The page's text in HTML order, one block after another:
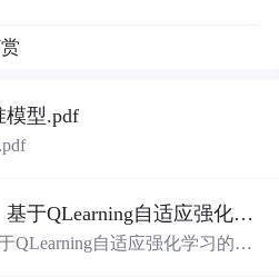
模型.pdf
【水下机器人建模】基于QLearning自适应强化学习PID控制器在AUV中的应用研究（Matlab代码实现）
QLearning自适应强化学习的PI